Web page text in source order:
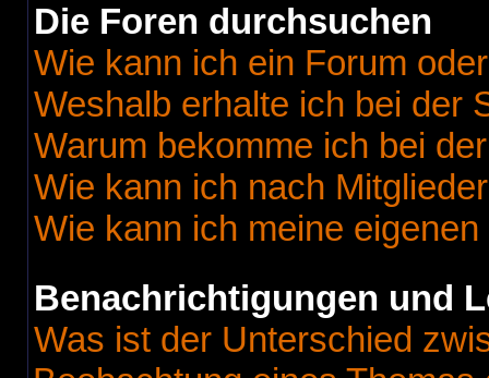
Die Foren durchsuchen
Wie kann ich ein Forum
Weshalb erhalte ich bei der
Warum bekomme ich bei
Wie kann ich nach
Wie kann ich meine
Benachrichtigungen und
Was ist der Unterschied